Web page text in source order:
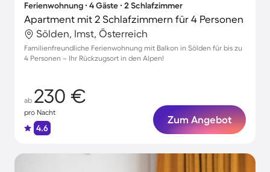
Ferienwohnung ∙ 4 Gäste ∙ 2 Schlafzimmer
Apartment mit 2 Schlafzimmern für 4 Personen
Sölden, Imst, Österreich
Familienfreundliche Ferienwohnung mit Balkon in Sölden für bis zu
4 Personen – Ihr Rückzugsort in den Alpen!
ab 230 €
pro Nacht
4.6
Zum Angebot